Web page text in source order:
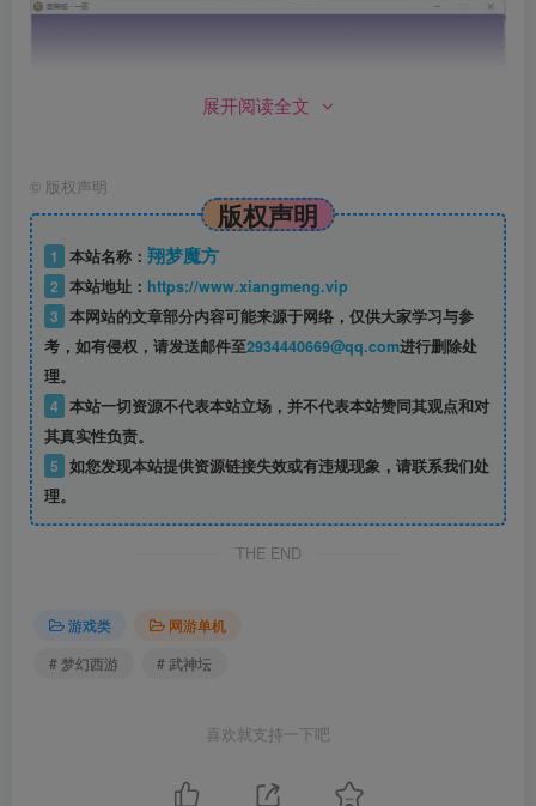
展开阅读全文
© 版权声明
版权声明
1 本站名称： 翔梦魔方
2 本站地址： https://www.xiangmeng.vip
3 本网站的文章部分内容可能来源于网络，仅供大家学习与参
考，如有侵权，请发送邮件至2934440669@qq.com进行删除处
理。
4 本站一切资源不代表本站立场，并不代表本站赞同其观点和对
其真实性负责。
5 如您发现本站提供资源链接失效或有违规现象，请联系我们处
理。
THE END
游戏类
网游单机
# 梦幻西游
# 武神坛
喜欢就支持一下吧